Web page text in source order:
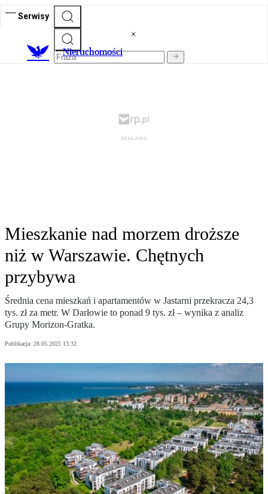
Serwisy
Nieruchomości
Mieszkanie nad morzem droższe
niż w Warszawie. Chętnych
przybywa
Średnia cena mieszkań i apartamentów w Jastarni przekracza 24,3
tys. zł za metr. W Darłowie to ponad 9 tys. zł – wynika z analiz
Grupy Morizon-Gratka.
Publikacja: 28.05.2025 13:32